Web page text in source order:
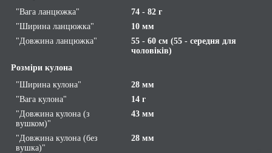
"Вага ланцюжка"
74 - 82 г
"Ширина ланцюжка"
10 мм
"Довжина ланцюжка"
55 - 60 см (55 - середня для
чоловіків)
Розміри кулона
"Ширина кулона"
28 мм
"Вага кулона"
14 г
"Довжина кулона (з
вушком)"
43 мм
"Довжина кулона (без
вушка)"
28 мм